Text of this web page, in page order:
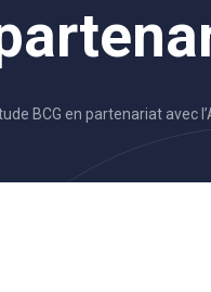
BCG en partenariat avec